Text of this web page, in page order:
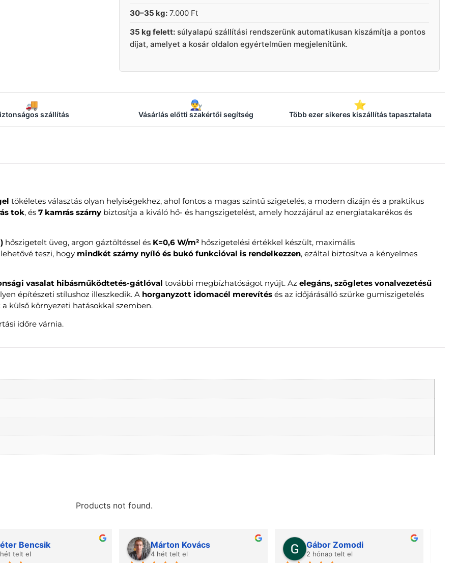
30–35 kg: 7.000 Ft
35 kg felett: súlyalapú szállítási rendszerünk automatikusan kiszámítja a pontos
díjat, amelyet a kosár oldalon egyértelműen megjelenítünk.
🚚
szállítás
👨‍🔧
Vásárlás előtti szakértői segítség
⭐
Több ezer sikeres kiszállítás tapasztalata
tökéletes választás olyan helyiségekhez, ahol fontos a magas szintű szigetelés, a modern dizájn és a praktikus
tok, és 7 kamrás szárny biztosítja a kiváló hő- és hangszigetelést, amely hozzájárul az energiatakarékos és
hőszigetelt üveg, argon gáztöltéssel és K=0,6 W/m² hőszigetelési értékkel készült, maximális
teszi, hogy mindkét szárny nyíló és bukó funkcióval is rendelkezzen, ezáltal biztosítva a kényelmes
vasalat hibásműködtetés-gátlóval további megbízhatóságot nyújt. Az elegáns, szögletes vonalvezetésű
építészeti stílushoz illeszkedik. A horganyzott idomacél merevítés és az időjárásálló szürke gumiszigetelés
külső környezeti hatásokkal szemben.
időre várnia.
Products not found.
Bencsik
telt el
Márton Kovács
4 hét telt el
Gábor Zomodi
2 hónap telt el